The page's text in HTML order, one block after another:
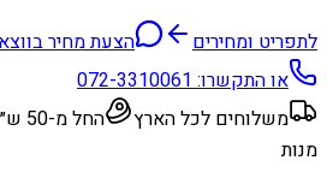
לתפריט ומחירים
הצעת מחיר
או התקשרו:072-3310061
משלוחים לכל הארץ
החל מ-50 ש״ח למנה
מנות